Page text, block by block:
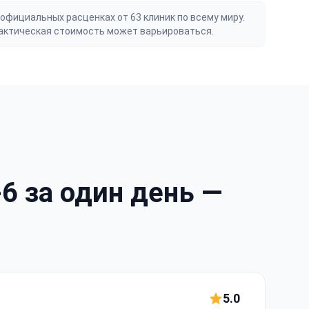
расценках от 63 клиник по всему миру.
стоимость может варьироваться.
за один день —
5.0